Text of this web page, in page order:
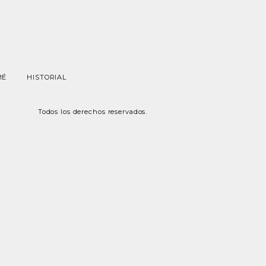
HISTORIAL
Todos los derechos reservados.